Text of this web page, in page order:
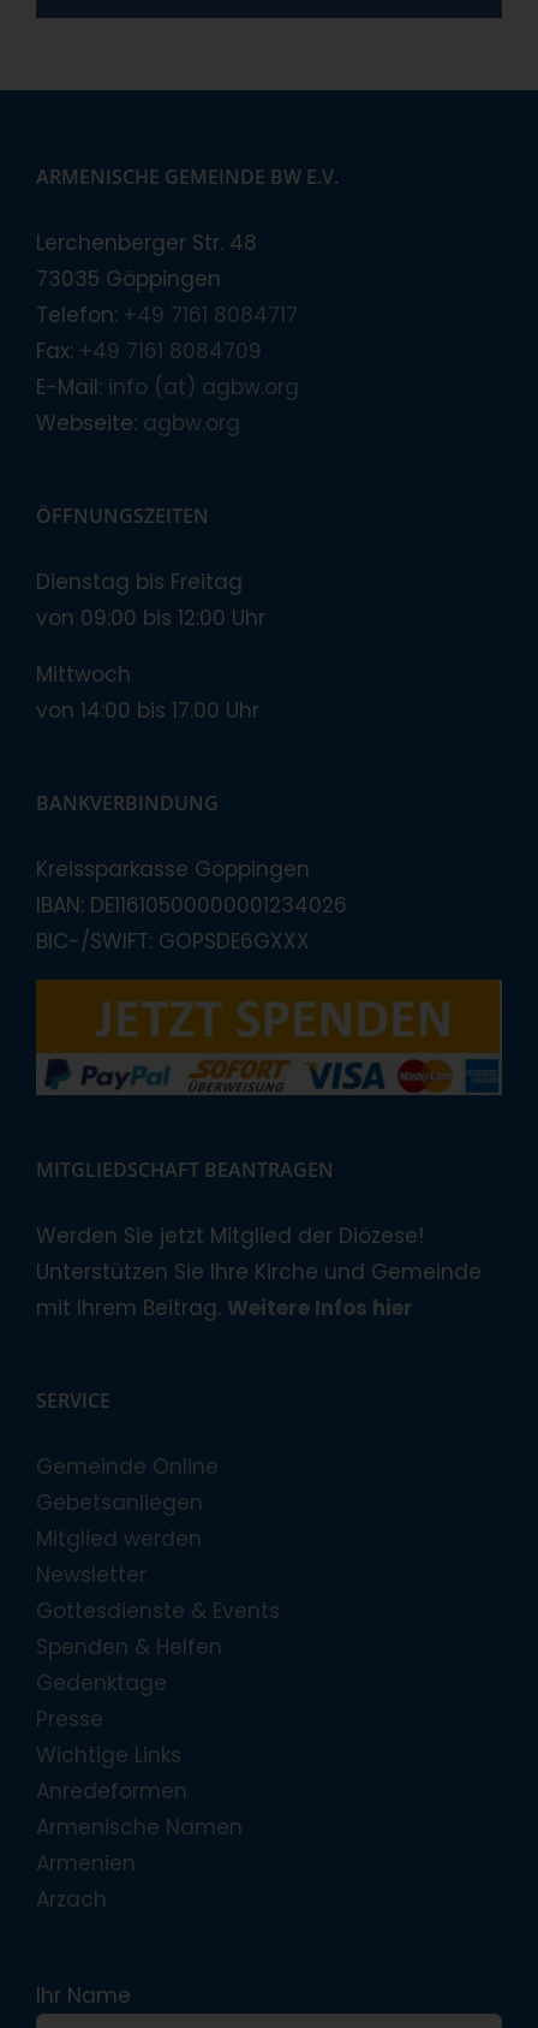
ARMENISCHE GEMEINDE BW E.V.
Lerchenberger Str. 48
73035 Göppingen
Telefon: +49 7161 8084717
Fax: +49 7161 8084709
E-Mail: info (at) agbw.org
Webseite: agbw.org
ÖFFNUNGSZEITEN
Dienstag bis Freitag
von 09:00 bis 12:00 Uhr
Mittwoch
von 14:00 bis 17:00 Uhr
BANKVERBINDUNG
Kreissparkasse Göppingen
IBAN: DE11610500000001234026
BIC-/SWIFT: GOPSDE6GXXX
MITGLIEDSCHAFT BEANTRAGEN
Werden Sie jetzt Mitglied der Diözese!
Unterstützen Sie Ihre Kirche und Gemeinde
mit Ihrem Beitrag. Weitere Infos hier
SERVICE
Gemeinde Online
Gebetsanliegen
Mitglied werden
Newsletter
Gottesdienste & Events
Spenden & Helfen
Gedenktage
Presse
Wichtige Links
Anredeformen
Armenische Namen
Armenien
Arzach
Ihr Name